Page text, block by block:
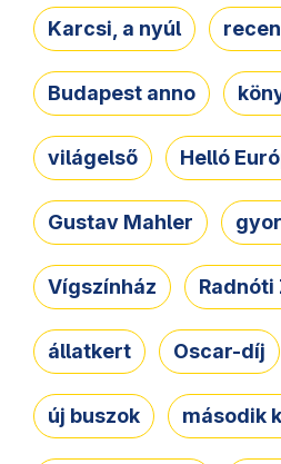
Karcsi, a nyúl
Budapest anno
világelső Helló
Gustav Mahler
Vígszínház Radnóti
állatkert Oscar-díj
új buszok második